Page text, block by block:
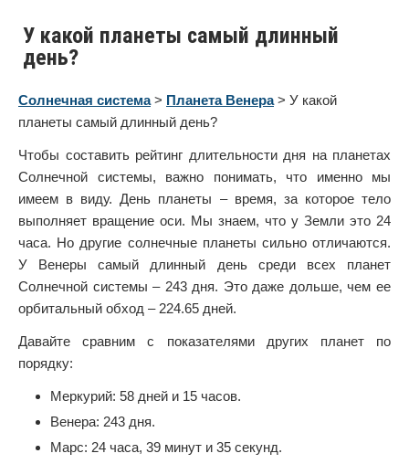
У какой планеты самый длинный
день?
Солнечная система> Планета Венера> У какой
планеты самый длинный день?
Чтобы составить рейтинг длительности дня на планетах
Солнечной системы, важно понимать, что именно мы
имеем в виду. День планеты – время, за которое тело
выполняет вращение оси. Мы знаем, что у Земли это 24
часа. Но другие солнечные планеты сильно отличаются.
У Венеры самый длинный день среди всех планет
Солнечной системы – 243 дня. Это даже дольше, чем ее
орбитальный обход – 224.65 дней.
Давайте сравним с показателями других планет по
порядку:
Меркурий: 58 дней и 15 часов.
Венера: 243 дня.
Марс: 24 часа, 39 минут и 35 секунд.